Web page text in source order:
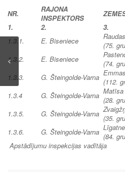
NR.
RAJONA
INSPEKTORS
1.
2.
3.
1.3.1.
E. Biseniece
(75.
1.3.2.
E. Biseniece
(74.
1.3.3.
G. Šteingolde-Varna (112.
1.3.4
G. Šteingolde-Varna Matīsa
(28.
1.3.5.
G. Šteingolde-Varna (35.
1.3.6.
G. Šteingolde-Varna (84.
Apstādījumu inspekcijas vadītāja
I.